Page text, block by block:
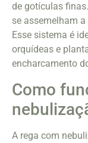
de gotículas
se assemelham
Esse sistema é
orquídeas e
encharcamento
Como
A rega com